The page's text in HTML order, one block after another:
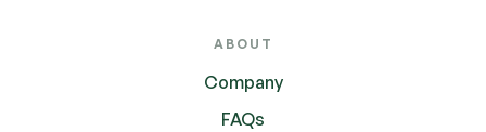
ABOUT
Company
FAQs